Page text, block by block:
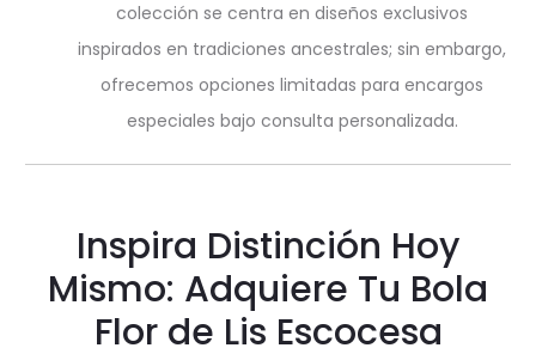
colección se centra en diseños exclusivos
inspirados en tradiciones ancestrales; sin embargo,
ofrecemos opciones limitadas para encargos
especiales bajo consulta personalizada.
Inspira Distinción Hoy
Mismo: Adquiere Tu Bola
Flor de Lis Escocesa